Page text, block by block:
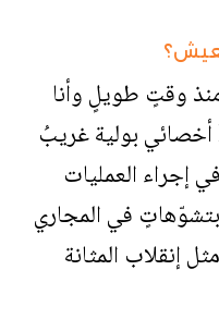
منذ وقتٍ طويلٍ وأنا
أسمع عن الطبيب Hendrin أخصائي بولية غريبُ
إجراء العمليات
بتشوّهاتٍ في المجاري
إنقلاب المثانة